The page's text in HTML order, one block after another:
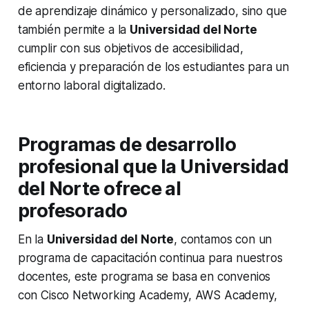
de aprendizaje dinámico y personalizado, sino que
también permite a la Universidad del Norte
cumplir con sus objetivos de accesibilidad,
eficiencia y preparación de los estudiantes para un
entorno laboral digitalizado.
Programas de desarrollo
profesional que la Universidad
del Norteofrece al
profesorado
En la Universidad del Norte, contamos con un
programa de capacitación continua para nuestros
docentes, este programa se basa en convenios
con Cisco Networking Academy, AWS Academy,